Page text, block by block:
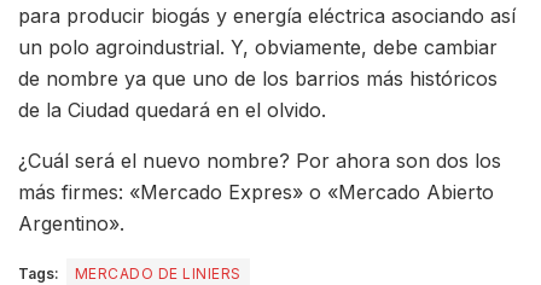
para producir biogás y energía eléctrica asociando así
un polo agroindustrial. Y, obviamente, debe cambiar
de nombre ya que uno de los barrios más históricos
de la Ciudad quedará en el olvido.
¿Cuál será el nuevo nombre? Por ahora son dos los
más firmes: «Mercado Expres» o «Mercado Abierto
Argentino».
Tags: MERCADO DE LINIERS